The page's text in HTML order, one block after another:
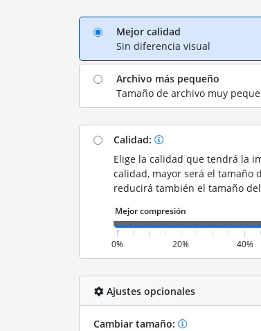
Mejor calidad
Sin diferencia visual
Archivo más pequeño
Tamaño de archivo muy
Calidad:
Elige la calidad que tendrá la
calidad, mayor será el tamaño
reducirá también el tamaño
0% 20% 40%
Ajustes opcionales
Cambiar tamaño: